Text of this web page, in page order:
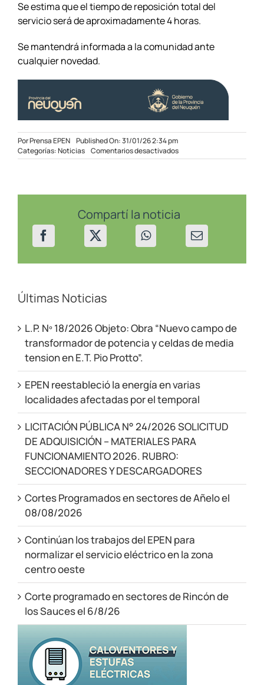
Se estima que el tiempo de reposición total del
servicio será de aproximadamente 4 horas.
Se mantendrá informada a la comunidad ante
cualquier novedad.
PorPrensa EPEN Published On: 31/01/26 2:34 pm
Categorías:Noticias Comentarios desactivadosen
Actualización
Chañar
Compartí la noticia
Últimas Noticias
L.P. Nº 18/2026 Objeto: Obra “Nuevo campo de
transformador de potencia y celdas de media
tension en E.T. Pio Protto”.
EPEN reestableció la energía en varias
localidades afectadas por el temporal
LICITACIÓN PÚBLICA N° 24/2026 SOLICITUD
DE ADQUISICIÓN – MATERIALES PARA
FUNCIONAMIENTO 2026. RUBRO:
SECCIONADORES Y DESCARGADORES
Cortes Programados en sectores de Añelo el
08/08/2026
Continúan los trabajos del EPEN para
normalizar el servicio eléctrico en la zona
centro oeste
Corte programado en sectores de Rincón de
los Sauces el 6/8/26